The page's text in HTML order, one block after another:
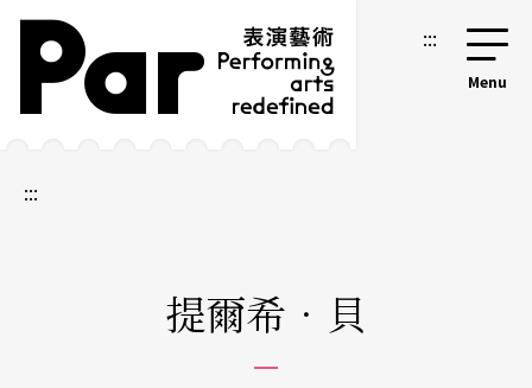
跳到主要內容區塊
網站導覽 :::
:::
提爾希．貝